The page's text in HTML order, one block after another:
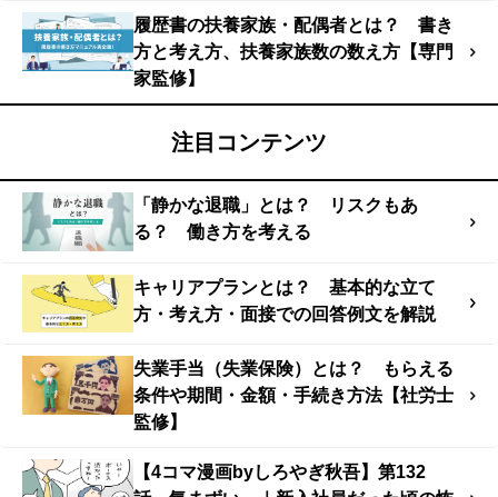
履歴書の扶養家族・配偶者とは？ 書き
方と考え方、扶養家族数の数え方【専門
家監修】
注目コンテンツ
「静かな退職」とは？ リスクもあ
る？ 働き方を考える
キャリアプランとは？ 基本的な立て
方・考え方・面接での回答例文を解説
失業手当（失業保険）とは？ もらえる
条件や期間・金額・手続き方法【社労士
監修】
【4コマ漫画byしろやぎ秋吾】第132